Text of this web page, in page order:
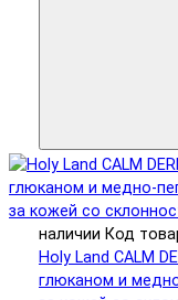
наличии Код
Holy Land CALM
глюканом и